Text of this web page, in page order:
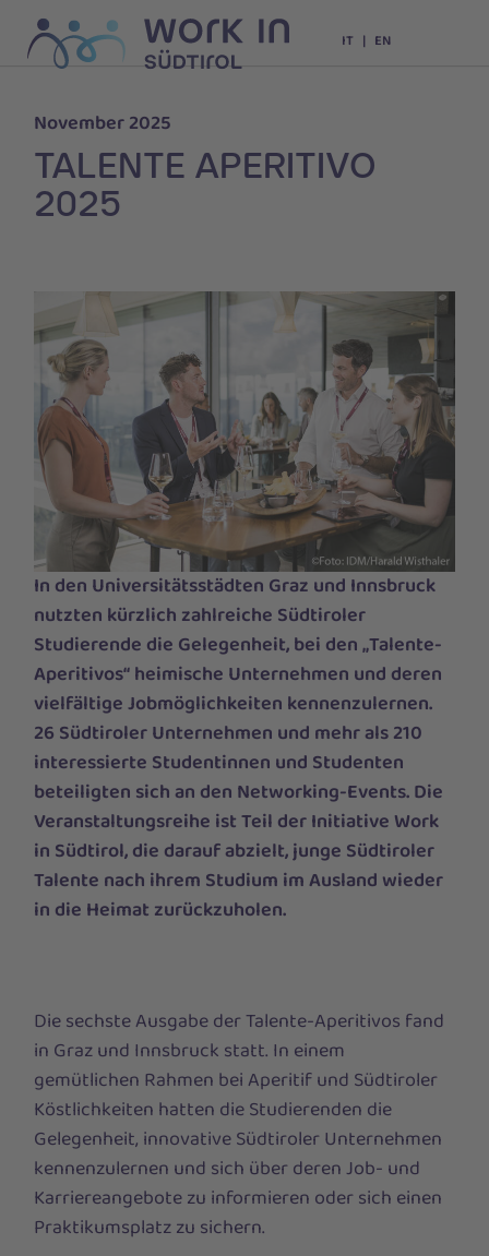
IT EN
November 2025
TALENTE APERITIVO
2025
In den Universitätsstädten Graz und Innsbruck
nutzten kürzlich zahlreiche Südtiroler
Studierende die Gelegenheit, bei den „Talente-
Aperitivos“ heimische Unternehmen und deren
vielfältige Jobmöglichkeiten kennenzulernen.
26 Südtiroler Unternehmen und mehr als 210
interessierte Studentinnen und Studenten
beteiligten sich an den Networking-Events. Die
Veranstaltungsreihe ist Teil der Initiative Work
in Südtirol, die darauf abzielt, junge Südtiroler
Talente nach ihrem Studium im Ausland wieder
in die Heimat zurückzuholen.
Die sechste Ausgabe der Talente-Aperitivos fand
in Graz und Innsbruck statt. In einem
gemütlichen Rahmen bei Aperitif und Südtiroler
Köstlichkeiten hatten die Studierenden die
Gelegenheit, innovative Südtiroler Unternehmen
kennenzulernen und sich über deren Job- und
Karriereangebote zu informieren oder sich einen
Praktikumsplatz zu sichern.